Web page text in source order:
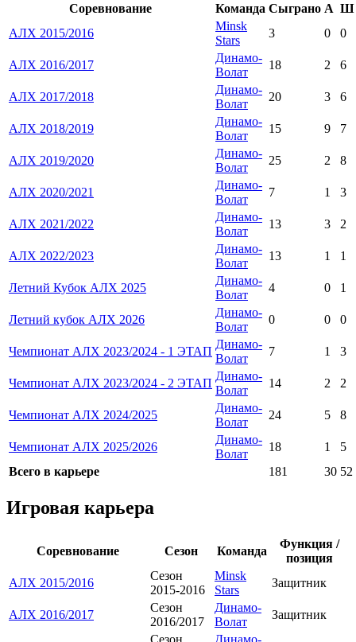
Соревнование Команда Сыграно А Ш
АЛХ 2015/2016
Minsk
Stars
3 0 0
АЛХ 2016/2017
Динамо-
Волат
18 2 6
АЛХ 2017/2018
Динамо-
Волат
20 3 6
АЛХ 2018/2019
Динамо-
Волат
15 9 7
АЛХ 2019/2020
Динамо-
Волат
25 2 8
АЛХ 2020/2021
Динамо-
Волат
7 1 3
АЛХ 2021/2022
Динамо-
Волат
13 3 2
АЛХ 2022/2023
Динамо-
Волат
13 1 1
Летний Кубок АЛХ 2025
Динамо-
Волат
4 0 1
Летний кубок АЛХ 2026
Динамо-
Волат
0 0 0
Чемпионат АЛХ 2023/2024 - 1 ЭТАП
Динамо-
Волат
7 1 3
Чемпионат АЛХ 2023/2024 - 2 ЭТАП
Динамо-
Волат
14 2 2
Чемпионат АЛХ 2024/2025
Динамо-
Волат
24 5 8
Чемпионат АЛХ 2025/2026
Динамо-
Волат
18 1
5
Всего в карьере
181 30 52
Игровая карьера
Соревнование Сезон Команда
Функция /
позиция
АЛХ 2015/2016
Сезон
2015-2016
Minsk
Stars
Защитник
АЛХ 2016/2017
Сезон
2016/2017
Динамо-
Волат
Защитник